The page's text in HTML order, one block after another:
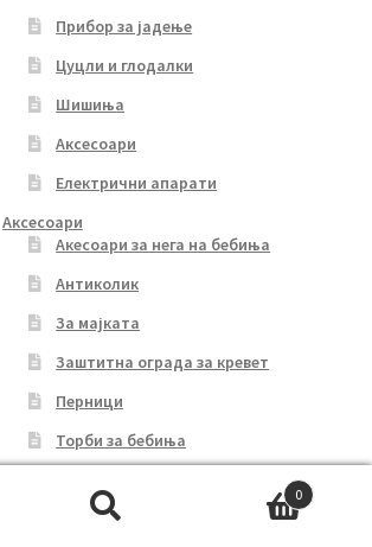
Прибор за јадење
Цуцли и глодалки
Шишиња
Аксесоари
Електрични апарати
Аксесоари
Акесоари за нега на бебиња
Антиколик
За мајката
Заштитна ограда за кревет
Перници
Торби за бебиња
0